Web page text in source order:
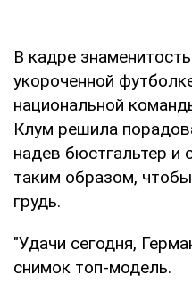
В кадре
укороченной
национальной
Клум решила
надев бюстгальтер
таким образом,
грудь.
"Удачи сегодня,
снимок топ-модель.